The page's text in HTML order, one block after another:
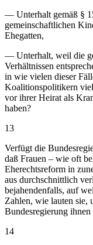
— Unterhalt gemäß §
gemeinschaftlichen
Ehegatten,
— Unterhalt, weil die
Verhältnissen
in wie vielen dieser
Koalitionspolitikern
vor ihrer Heirat als
haben?
13
Verfügt die
daß Frauen – wie oft
Eherechtsreform in
aus durchschnittlich
bejahendenfalls, auf
Zahlen, wie lauten sie,
Bundesregierung ihnen
14